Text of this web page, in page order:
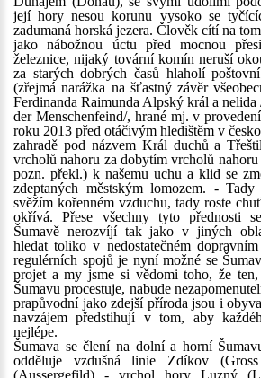
její hory nesou korunu vysoko se
zadumaná horská jezera. Člověk cítí na
jako nábožnou úctu před mocnou
železnice, nijaký tovární komín neruší
za starých dobrých časů hlaholí
(zřejmá narážka na šťastný závěr
Ferdinanda Raimunda Alpský král a
der Menschenfeind/, hrané mj. v
roku 2013 před otáčivým hledištěm v
zahradě pod názvem Král duchů a
vrcholů nahoru za dobytím vrcholů
pozn. překl.) k našemu uchu a klid se
zdeptaných městským lomozem. -
svěžím kořenném vzduchu, tady roste
okřívá. Přese všechny tyto přednosti
Šumavě nerozvíjí tak jako v jiných
hledat toliko v nedostatečném
regulérních spojů je nyní možné se
projet a my jsme si vědomi toho, že ten,
Šumavu procestuje, nabude
prapůvodní jako zdejší příroda jsou i
navzájem předstihují v tom, aby
nejlépe.
Šumava se člení na dolní a horní
odděluje vzdušná linie Zdíkov
(Aussergefild) - vrchol hory Luzný